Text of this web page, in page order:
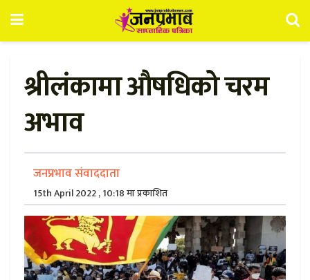
श्रीलंकामा औषधिको चरम
अभाव
जनप्रभाव संवाददाता
15th April 2022 , 10:18 मा प्रकाशित